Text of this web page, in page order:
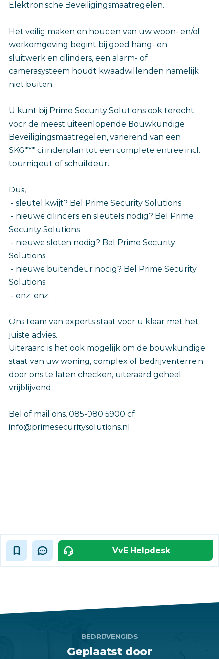
Elektronische Beveiligingsmaatregelen.
Het veilig maken en houden van uw woon- en/of
werkomgeving begint bij goed hang- en
sluitwerk en cilinders, een alarm- of
camerasysteem houdt kwaadwillenden namelijk
niet buiten.
U kunt bij Prime Security Solutions ook terecht
voor de meest uiteenlopende Bouwkundige
Beveiligingsmaatregelen, varierend van een
SKG*** cilinderplan tot een complete entree incl.
tourniqeut of schuifdeur.
Dus,
- sleutel kwijt? Bel Prime Security Solutions
- nieuwe cilinders en sleutels nodig? Bel Prime
Security Solutions
- nieuwe sloten nodig? Bel Prime Security
Solutions
- nieuwe buitendeur nodig? Bel Prime Security
Solutions
- enz. enz.‎
Ons team van experts staat voor u klaar met het
juiste advies.
Uiteraard is het ook mogelijk om de bouwkundige
staat van uw woning, complex of bedrijventerrein
door ons te laten checken, uiteraard geheel
vrijblijvend.
Bel of mail ons, 085-080 5900 of
info@primesecuritysolutions.nl‎
VvE Helpdesk
BEDRIJVENGIDS
Geplaatst door